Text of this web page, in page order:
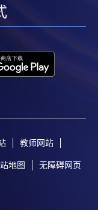
教师网站
地图 无障碍网页